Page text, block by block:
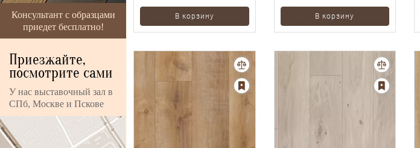
Консультант с образцами
приедет бесплатно!
Приезжайте,
посмотрите сами
У нас выставочный зал в
СПб, Москве и Пскове
В корзину В корзину